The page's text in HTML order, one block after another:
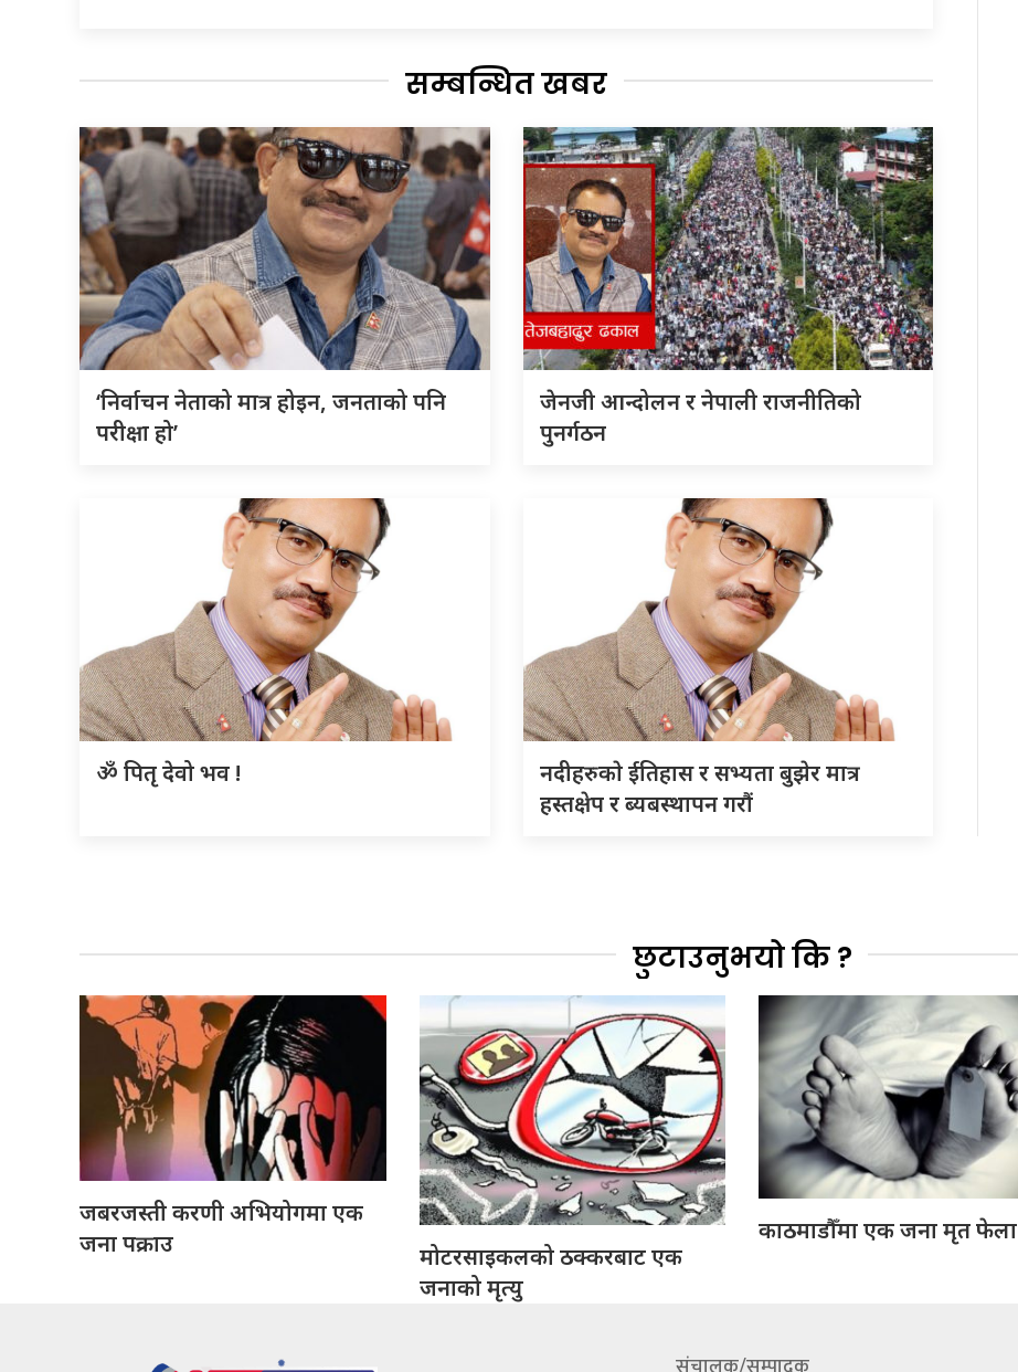
सम्बन्धित खबर
‘निर्वाचन नेताको मात्र होइन, जनताको पनि
परीक्षा हो’
जेनजी आन्दोलन र नेपाली राजनीतिको
पुनर्गठन
ॐ पितृ देवो भव !
नदीहरुकाे ईतिहास र सभ्यता बुझेर मात्र
हस्तक्षेप र ब्यबस्थापन गराैं
छुटाउनुभयो कि ?
जबरजस्ती करणी अभियोगमा एक
जना पक्राउ
मोटरसाइकलको ठक्करबाट एक
जनाको मृत्यु
काठमाडौँमा एक जना मृत फेला